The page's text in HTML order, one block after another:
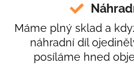
Máme plný sklad a
náhradní díl
posíláme hned